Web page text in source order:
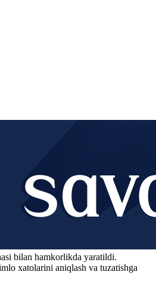
bilan hamkorlikda yaratildi.
xatolarini aniqlash va tuzatishga